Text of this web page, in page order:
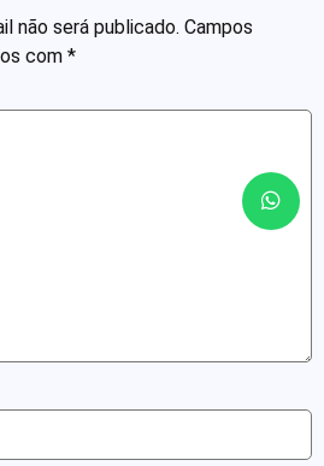
não será publicado. Campos
com *